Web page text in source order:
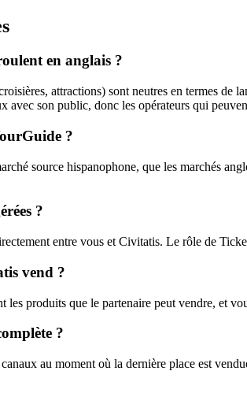
en anglais ?
attractions) sont neutres en termes de
avec son public, donc les opérateurs qui
?
source hispanophone, que les marchés
?
entre vous et Civitatis. Le rôle de
vend ?
les produits que le partenaire peut vendre, et
?
au moment où la dernière place est